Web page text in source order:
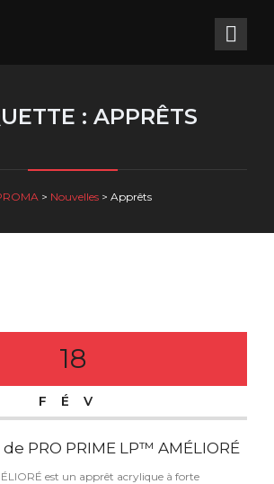
: APPRÊTS
> Nouvelles> Apprêts
18
FÉV
PRO PRIME LP™ AMÉLIORÉ
est un apprêt acrylique à forte